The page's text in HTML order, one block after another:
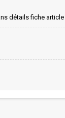
détails fiche article